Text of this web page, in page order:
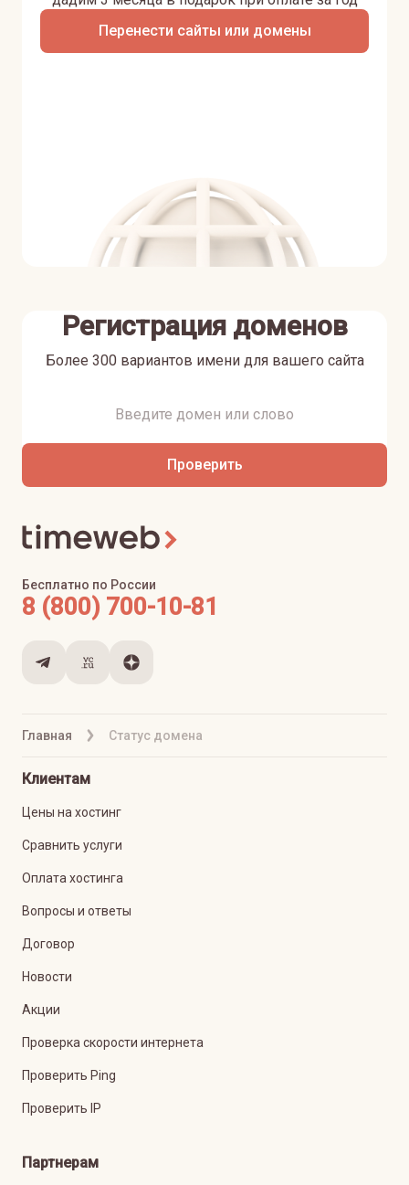
Перенести сайты или домены
Регистрация доменов
Более 300 вариантов имени для вашего сайта
Проверить
Главная Статус домена
Бесплатно по России
8 (800) 700-10-81
Клиентам
Цены на хостинг
Сравнить услуги
Оплата хостинга
Вопросы и ответы
Договор
Новости
Акции
Проверка скорости интернета
Проверить Ping
Проверить IP
Партнерам